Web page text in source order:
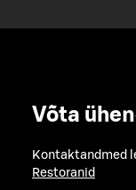
Võta
Kontaktandmed
Restoranid